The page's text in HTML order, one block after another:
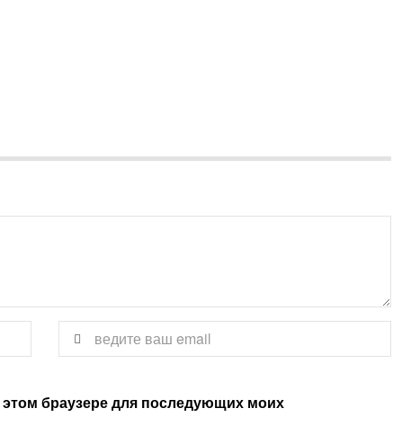
браузере для последующих моих